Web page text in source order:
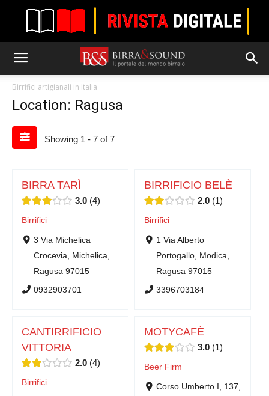
Birrifici artigianali in Italia
Location: Ragusa
Showing 1 - 7 of 7
BIRRA TARÌ
3.0 4
Birrifici
3 Via Michelica
Crocevia, Michelica,
Ragusa 97015
0932903701
BIRRIFICIO BELÈ
2.0 1
Birrifici
1 Via Alberto
Portogallo, Modica,
Ragusa 97015
3396703184
CANTIRRIFICIO
VITTORIA
2.0 4
Birrifici
MOTYCAFÈ
3.0 1
Beer Firm
Corso Umberto I, 137,